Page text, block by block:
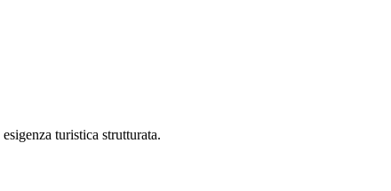
turistica strutturata.